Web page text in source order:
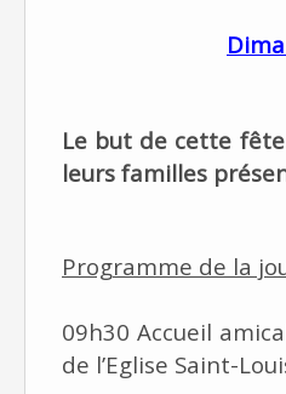
Le but de cette
leurs familles
Programme de la
09h30 Accueil
de l’Eglise Saint-